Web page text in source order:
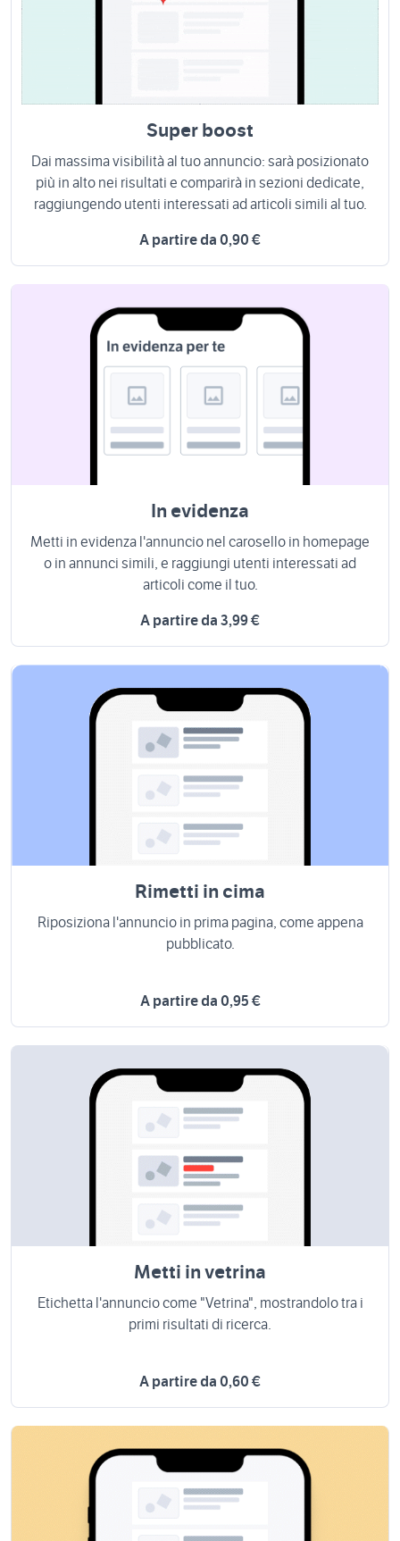
Super boost
Dai massima visibilità al tuo annuncio: sarà posizionato
più in alto nei risultati e comparirà in sezioni dedicate,
raggiungendo utenti interessati ad articoli simili al tuo.
A partire da 0,90 €
In evidenza
Metti in evidenza l'annuncio nel carosello in homepage
o in annunci simili, e raggiungi utenti interessati ad
articoli come il tuo.
A partire da 3,99 €
Rimetti in cima
Riposiziona l'annuncio in prima pagina, come appena
pubblicato.
A partire da 0,95 €
Metti in vetrina
Etichetta l'annuncio come "Vetrina", mostrandolo tra i
primi risultati di ricerca.
A partire da 0,60 €